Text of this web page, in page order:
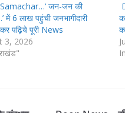
जन-जन की
में 6 लाख पहुंची जनभागीदारी
पढ़िये पूरी News
3, 2026